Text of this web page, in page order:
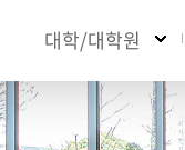
대학/대학원